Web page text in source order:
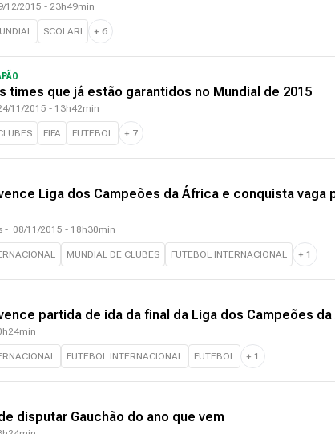
12/2015 - 23h49min
SCOLARI + 6
times que já estão garantidos no Mundial de 2015
11/2015 - 13h42min
FIFA FUTEBOL + 7
Liga dos Campeões da África e conquista vaga
- 08/11/2015 - 18h30min
MUNDIAL DE CLUBES FUTEBOL INTERNACIONAL + 1
partida de ida da final da Liga dos Campeões
FUTEBOL INTERNACIONAL FUTEBOL + 1
disputar Gauchão do ano que vem